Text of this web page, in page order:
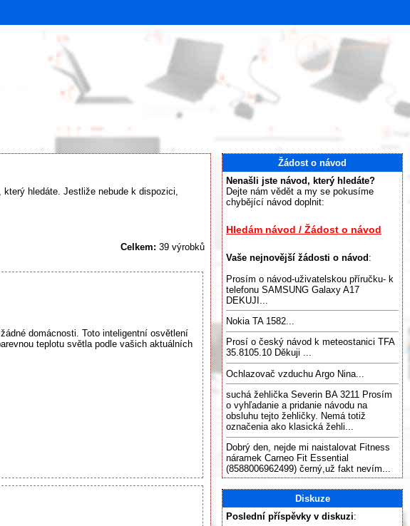
hledáte. Jestliže nebude k dispozici,
Celkem: 39 výrobků
domácnosti. Toto inteligentní osvětlení
teplotu světla podle vašich aktuálních
Žádost o návod
Nenašli jste návod, který hledáte?
Dejte nám vědět a my se pokusíme
chybějící návod doplnit:
Hledám návod / Žádost o návod
Vaše nejnovější žádosti o návod :
Prosím o návod-uživatelskou příručku- k
telefonu SAMSUNG Galaxy A17
DEKUJI...
Nokia TA 1582...
Prosí o český návod k meteostanici TFA
35.8105.10 Děkuji ...
Ochlazovač vzduchu Argo Nina...
suchá žehlička Severin BA 3211 Prosím
o vyhľadanie a pridanie návodu na
obsluhu tejto žehličky. Nemá totiž
označenia ako klasická žehli...
Dobrý den, nejde mi naistalovat Fitness
náramek Carneo Fit Essential
(8588006962499) černý,už fakt nevím...
Diskuze
Poslední příspěvky v diskuzi: